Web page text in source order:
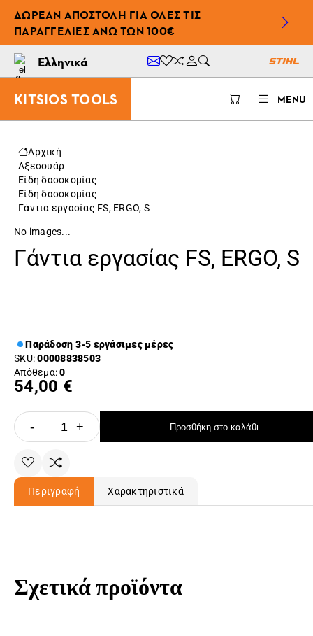
ΔΩΡΕΆΝ ΑΠΟΣΤΟΛΉ ΓΙΑ ΌΛΕΣ ΤΙΣ
ΠΑΡΑΓΓΕΛΊΕΣ ΆΝΩ ΤΩΝ 100€
Ελληνικά
KITSIOS TOOLS MENU
Αρχική
Αξεσουάρ
Είδη δασοκομίας
Είδη δασοκομίας
Γάντια εργασίας FS, ERGO, S
No images...
Γάντια εργασίας FS, ERGO, S
Παράδοση 3-5 εργάσιμες μέρες
SKU:00008838503
Απόθεμα:0
54,00 €
- + Προσθήκη στο καλάθι
Περιγραφή Χαρακτηριστικά
Σχετικά προϊόντα